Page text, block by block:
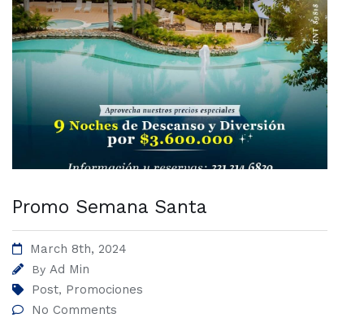
Promo Semana Santa
March 8th, 2024
By Ad Min
Post, Promociones
No Comments